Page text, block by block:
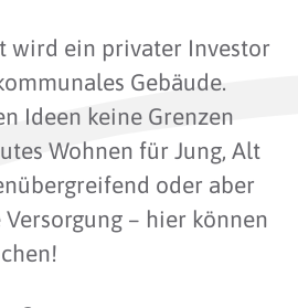
wird ein privater Investor
Gebäude.
Ideen keine Grenzen
Wohnen für Jung, Alt
oder aber
– hier können